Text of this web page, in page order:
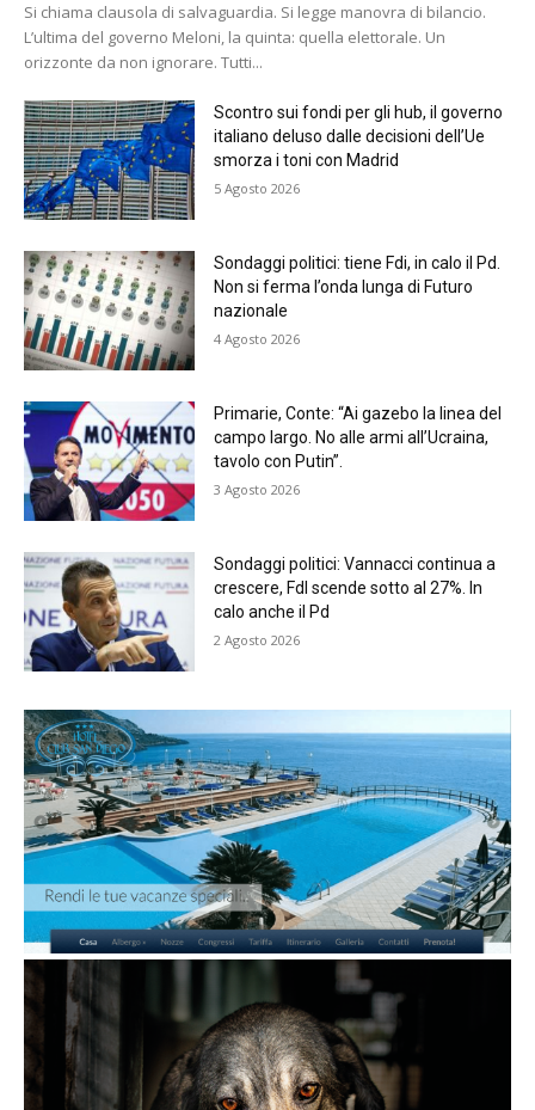
Si chiama clausola di salvaguardia. Si legge manovra di bilancio.
L’ultima del governo Meloni, la quinta: quella elettorale. Un
orizzonte da non ignorare. Tutti...
Scontro sui fondi per gli hub, il governo
italiano deluso dalle decisioni dell’Ue
smorza i toni con Madrid
5 Agosto 2026
Sondaggi politici: tiene Fdi, in calo il Pd.
Non si ferma l’onda lunga di Futuro
nazionale
4 Agosto 2026
Primarie, Conte: “Ai gazebo la linea del
campo largo. No alle armi all’Ucraina,
tavolo con Putin”.
3 Agosto 2026
Sondaggi politici: Vannacci continua a
crescere, FdI scende sotto al 27%. In
calo anche il Pd
2 Agosto 2026